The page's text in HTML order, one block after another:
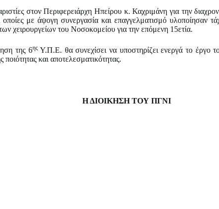
στον Περιφερειάρχη Ηπείρου κ. Καχριμάνη για την
με άψογη συνεργασία και επαγγελματισμό υλοποίησαν
χειρουργείων του Νοσοκομείου για την επόμενη 15ετία.
της 6ηςΥ.Π.Ε. θα συνεχίσει να υποστηρίζει ενεργά το έργο
και αποτελεσματικότητας.
Η ΔΙΟΙΚΗΣΗ ΤΟΥ ΠΓΝΙ